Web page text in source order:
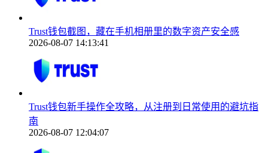
Trust钱包截图，藏在手机相册里的数字资产安全感
2026-08-07 14:13:41
Trust钱包新手操作全攻略，从注册到日常使用的避坑指
南
2026-08-07 12:04:07